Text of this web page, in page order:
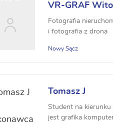
VR-GRAF
Fotografia
i fotografia z drona
Nowy Sącz
Tomasz J
Student na kierunku
jest grafika